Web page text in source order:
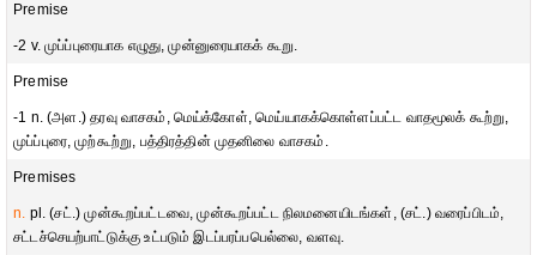
Premise
-2 v. முப்ப்புரையாக எழுது, முன்னுரையாகக் கூறு.
Premise
-1 n. (அள.) தரவு வாசகம், மெய்க்கோள், மெய்யாகக்கொள்ளப்பட்ட வாதமூலக் கூற்று,
முப்ப்புரை, முற்கூற்று, பத்திரத்தின் முதனிலை வாசகம்.
Premises
n. pl. (சட்.) முன்கூறப்பட்டவை, முன்கூறப்பட்ட நிலமனையிடங்கள், (சட்.) வரைப்பிடம்,
சட்டச்செயற்பாட்டுக்கு உட்படும் இடப்பரப்பபெல்லை, வளவு.